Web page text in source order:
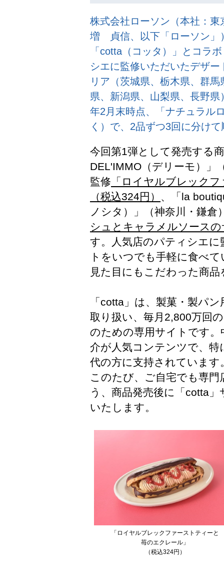
株式会社ローソン（本社：
増 貞信、以下「ローソン」
「cotta（コッタ）」とコラ
シエに監修いただいたデザ
リア（茨城県、栃木県、群
県、新潟県、山梨県、長野
年2月末時点、「ナチュラル
く）で、2品ずつ3回に分け
今回第1弾として発売する
DEL'IMMO（デリーモ）」
監修 「ロイヤルブレック
（税込324円） 、「la
ノシタ）」（神奈川・鎌倉
シュとキャラメルソース
す。人気店のパティシエ
トをいつでも手軽に食べ
見た目にもこだわった商
「cotta」は、製菓・製パ
取り扱い、毎月2,800万回
のための専用サイトです
介が人気コンテンツで、
代の方に支持されています
このたび、ご自宅でも専
う、商品発売後に「cotta
いたします。
「ロイヤルブレックファーストティーと
苺のエクレール」
（税込324円）